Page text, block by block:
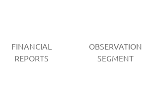
FINANCIAL
REPORTS
OBSERVATION
SEGMENT